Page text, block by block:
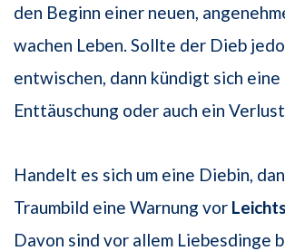
den Beginn einer neuen,
wachen Leben. Sollte der Dieb
entwischen, dann kündigt sich
Enttäuschung oder auch ein Verlust
Handelt es sich um eine Diebin,
Traumbild eine Warnung vor
Davon sind vor allem Liebesdinge